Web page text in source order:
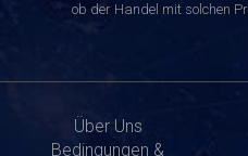
ob der Handel mit solchen
Über Uns
Bedingungen &